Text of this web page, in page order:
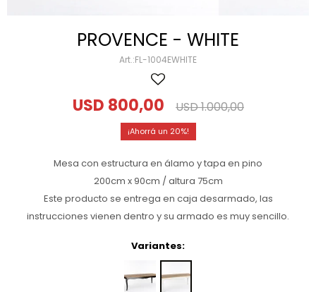
PROVENCE - WHITE
FL-1004EWHITE
USD 800,00 USD1.000,00
20
Mesa con estructura en álamo y tapa en pino
200cm x 90cm / altura 75cm
Este producto se entrega en caja desarmado, las
instrucciones vienen dentro y su armado es muy sencillo.
Variantes: